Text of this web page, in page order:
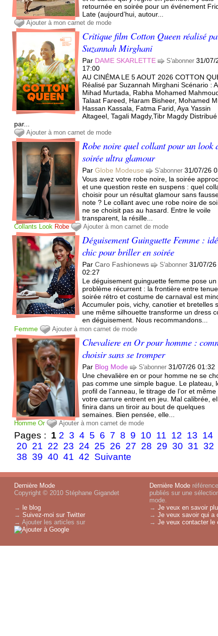
retournée en soirée pour un événement
Late (aujourd’hui, autour...
Ajouter à mon carnet de mode
Critique film Cotton Queen réalisé
Suzannah Mirghani
Par DAME SKARLETTE S'abonner 31/07/
17:00
AU CINÉMA LE 5 AOUT 2026 COTTON
Réalisé par Suzannah Mirghani Scénario :
Mihad Murtada, Rabha Mohamed
Talaat Fareed, Haram Bisheer, Mohamed
Hassan Kassala, Fatma Farid, Aya Yassin
Altageel, Tagali Magdy,Tibr Magdy Distribué
par...
Ajouter à mon carnet de mode
Robe noire quel collant pour un look
soirée ultra glamour
ParGlobe Modeuse S'abonner 31/07/26
Vous avez votre robe noire, la soirée
et une question reste en suspens : quel
choisir pour un résultat glamour sans
note ? Le collant avec une robe noire de
ne se choisit pas au hasard. Entre le voile
transparent, la résille...
Collants Look Robe Ajouter à mon carnet de mode
Déguisement Guinguette Femme :
chic pour briller en soirée
ParCaro Fashionews S'abonner 31/07/26
02:27
Le déguisement guinguette femme pose un
problème récurrent : la frontière entre
soirée rétro et costume de carnaval est
Accumuler pois, vichy, canotier et bretelles
une même silhouette transforme un dress
en déguisement. Nous recommandons...
Femme
Ajouter à mon carnet de mode
Chevaliere en Or pour homme :
choisir sans se tromper
Par Blog Mode S'abonner 31/07/26 01:32
Une chevalière en or pour homme ne se
pas comme une simple bague. Le plateau,
profil de l’anneau, le titrage de l’or et même
votre carrure entrent en jeu. Mal calibrée,
finira dans un tiroir au bout de quelques
semaines. Bien pensée, elle...
Homme Or Ajouter à mon carnet de mode
Pages : 1 2 3 4 5 6 7 8 9 10 11 12 13 14
20 21 22 23 24 25 26 27 28 29 30 31 32
38 39 40 41 42 Suivante
Dernière Mode
Copyright © 2010 Stéphane Gigandet
→ le blog
→Suivez-moi sur Twitter
→ Ajouter les articles sur
Dernière Mode
publiés sur une
mode.
→Je veux en savoir
→Je veux savoir qui a
→Je veux contacter le